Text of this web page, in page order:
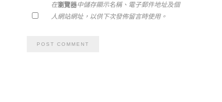
在瀏覽器中儲存顯示名稱、電子郵件地址及個
人網站網址，以供下次發佈留言時使用。